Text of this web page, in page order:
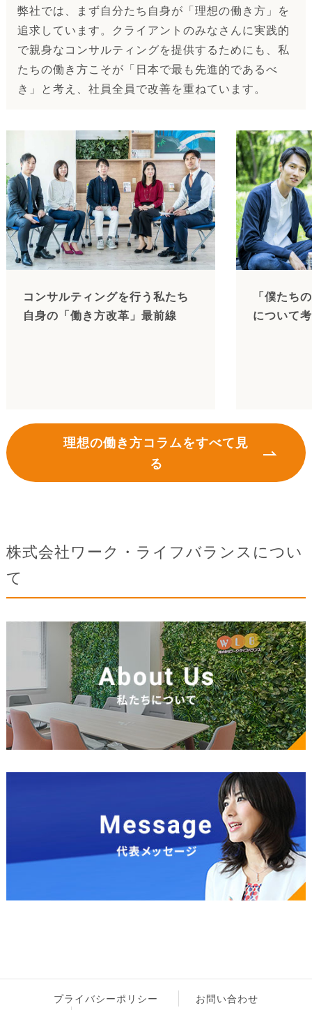
弊社では、まず自分たち自身が「理想の働き方」を
追求しています。クライアントのみなさんに実践的
で親身なコンサルティングを提供するためにも、私
たちの働き方こそが「日本で最も先進的であるべ
き」と考え、社員全員で改善を重ねています。
コンサルティングを行う私たち
自身の「働き方改革」最前線
「僕たち
について
理想の働き方コラムをすべて見
る
株式会社ワーク・ライフバランスについ
て
プライバシーポリシー
お問い合わせ